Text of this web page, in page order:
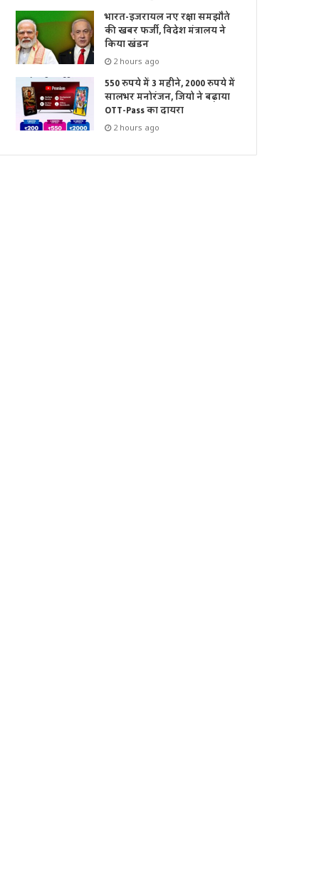
भारत-इजरायल नए रक्षा समझौते
की खबर फर्जी, विदेश मंत्रालय ने
किया खंडन
2 hours ago
550 रुपये में 3 महीने, 2000 रुपये में
सालभर मनोरंजन, जियो ने बढ़ाया
OTT-Pass का दायरा
2 hours ago